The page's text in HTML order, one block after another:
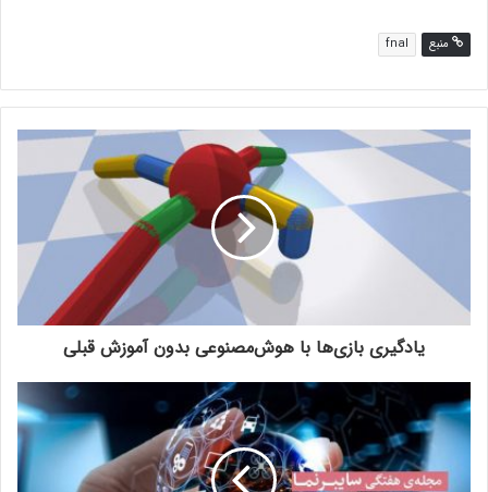
منبع fnal
یادگیری بازی‌ها با هوش‌مصنوعی بدون آموزش قبلی